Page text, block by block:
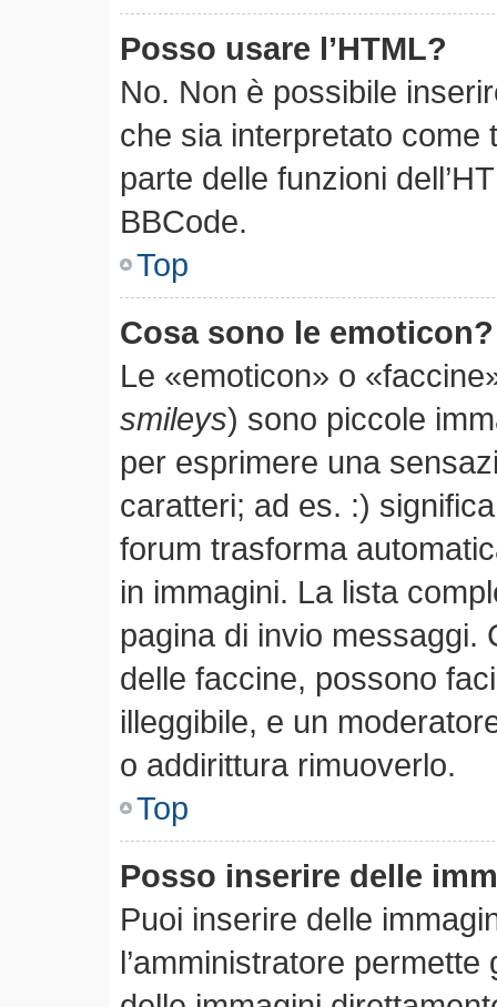
Posso usare l’HTML?
No. Non è possibile
che sia interpretato come
parte delle funzioni
BBCode.
Top
Cosa sono le emoticon?
Le «emoticon» o
smileys) sono piccole
per esprimere una
caratteri; ad es. :)
forum trasforma
in immagini. La lista
pagina di invio messaggi.
delle faccine, possono
illeggibile, e un
o addirittura rimuoverlo.
Top
Posso inserire delle
Puoi inserire delle
l’amministratore